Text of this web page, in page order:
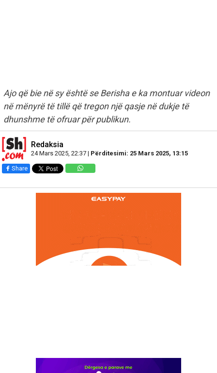
Ajo që bie në sy është se Berisha e ka montuar videon
në mënyrë të tillë që tregon një qasje në dukje të
dhunshme të ofruar për publikun.
Redaksia
24 Mars 2025, 22:37 | Përditesimi: 25 Mars 2025, 13:15
Share